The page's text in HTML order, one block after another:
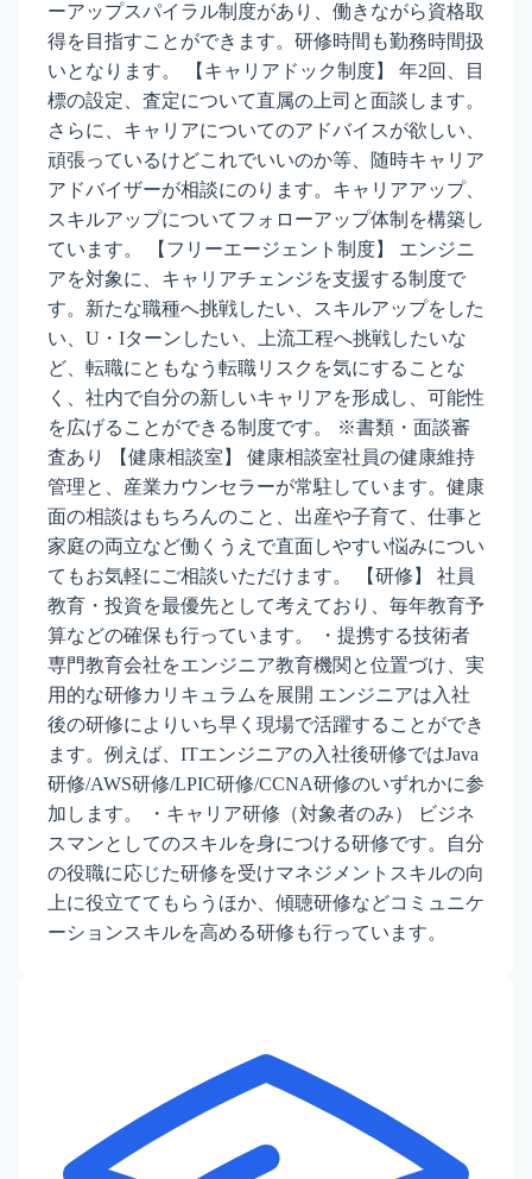
ーアップスパイラル制度があり、働きながら資格取
得を目指すことができます。研修時間も勤務時間扱
いとなります。 【キャリアドック制度】 年2回、目
標の設定、査定について直属の上司と面談します。
さらに、キャリアについてのアドバイスが欲しい、
頑張っているけどこれでいいのか等、随時キャリア
アドバイザーが相談にのります。キャリアアップ、
スキルアップについてフォローアップ体制を構築し
ています。 【フリーエージェント制度】 エンジニ
アを対象に、キャリアチェンジを支援する制度で
す。新たな職種へ挑戦したい、スキルアップをした
い、U・Iターンしたい、上流工程へ挑戦したいな
ど、転職にともなう転職リスクを気にすることな
く、社内で自分の新しいキャリアを形成し、可能性
を広げることができる制度です。 ※書類・面談審
査あり 【健康相談室】 健康相談室社員の健康維持
管理と、産業カウンセラーが常駐しています。健康
面の相談はもちろんのこと、出産や子育て、仕事と
家庭の両立など働くうえで直面しやすい悩みについ
てもお気軽にご相談いただけます。 【研修】 社員
教育・投資を最優先として考えており、毎年教育予
算などの確保も行っています。 ・提携する技術者
専門教育会社をエンジニア教育機関と位置づけ、実
用的な研修カリキュラムを展開 エンジニアは入社
後の研修によりいち早く現場で活躍することができ
ます。例えば、ITエンジニアの入社後研修ではJava
研修/AWS研修/LPIC研修/CCNA研修のいずれかに参
加します。 ・キャリア研修（対象者のみ） ビジネ
スマンとしてのスキルを身につける研修です。自分
の役職に応じた研修を受けマネジメントスキルの向
上に役立ててもらうほか、傾聴研修などコミュニケ
ーションスキルを高める研修も行っています。